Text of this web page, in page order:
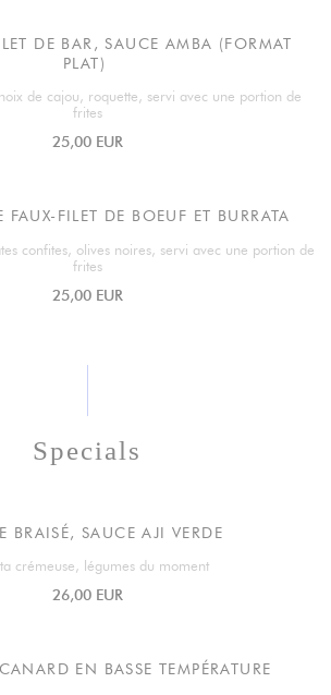
DE BAR, SAUCE AMBA (FORMAT
PLAT)
de cajou, roquette, servi avec une portion de
frites
25,00 EUR
FILET DE BOEUF ET BURRATA
confites, olives noires, servi avec une portion de
frites
25,00 EUR
Specials
BRAISÉ, SAUCE AJI VERDE
crémeuse, légumes du moment
26,00 EUR
EN BASSE TEMPÉRATURE